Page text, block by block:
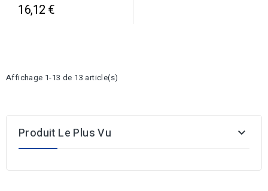
16,12 €
Affichage 1-13 de 13 article(s)
Produit Le Plus Vu 